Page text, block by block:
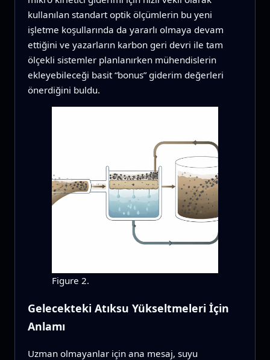
kullanılan standart optik ölçümlerin bu yeni
işletme koşullarında da yararlı olmaya devam
ettiğini ve yazarların karbon geri devri ile tam
ölçekli sistemler planlanırken mühendislerin
ekleyebileceği basit “bonus” giderim değerleri
önerdiğini buldu.
Figure 2.
Gelecekteki Atıksu Yükseltmeleri İçin
Anlamı
Uzman olmayanlar için ana mesaj, suyu